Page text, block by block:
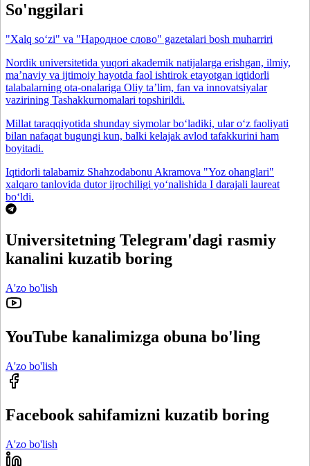
So'nggilari
"Xalq so‘zi" va "Народное слово" gazetalari bosh muharriri
Nordik universitetida yuqori akademik natijalarga erishgan, ilmiy,
maʼnaviy va ijtimoiy hayotda faol ishtirok etayotgan iqtidorli
talabalarning ota-onalariga Oliy taʼlim, fan va innovatsiyalar
vazirining Tashakkurnomalari topshirildi.
Millat taraqqiyotida shunday siymolar bo‘ladiki, ular o‘z faoliyati
bilan nafaqat bugungi kun, balki kelajak avlod tafakkurini ham
boyitadi.
Iqtidorli talabamiz Shahzodabonu Akramova "Yoz ohanglari"
xalqaro tanlovida dutor ijrochiligi yo‘nalishida I darajali laureat
bo‘ldi.
Universitetning Telegram'dagi rasmiy
kanalini kuzatib boring
A'zo bo'lish
YouTube kanalimizga obuna bo'ling
A'zo bo'lish
Facebook sahifamizni kuzatib boring
A'zo bo'lish